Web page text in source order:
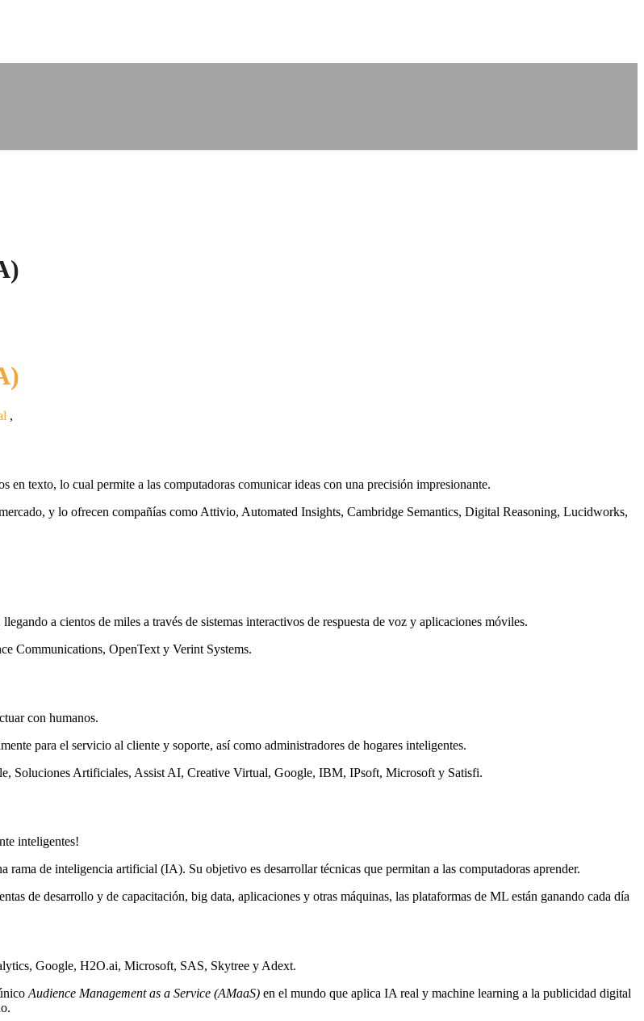
,
texto, lo cual permite a las computadoras comunicar ideas con una precisión impresionante.
y lo ofrecen compañías como Attivio, Automated Insights, Cambridge Semantics, Digital Reasoning, Lucidworks,
a cientos de miles a través de sistemas interactivos de respuesta de voz y aplicaciones móviles.
Communications, OpenText y Verint Systems.
con humanos.
para el servicio al cliente y soporte, así como administradores de hogares inteligentes.
Soluciones Artificiales, Assist AI, Creative Virtual, Google, IBM, IPsoft, Microsoft y Satisfi.
inteligentes!
de inteligencia artificial (IA). Su objetivo es desarrollar técnicas que permitan a las computadoras aprender.
de desarrollo y de capacitación, big data, aplicaciones y otras máquinas, las plataformas de ML están ganando cada día
Google, H2O.ai, Microsoft, SAS, Skytree y Adext.
Audience Management as a Service (AMaaS) en el mundo que aplica IA real y machine learning a la publicidad digital